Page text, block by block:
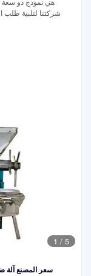
شركتنا لتلبية
1 / 5
سعر المصنع آلة